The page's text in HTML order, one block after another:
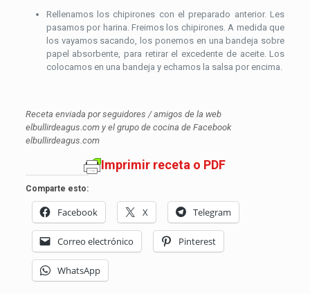
Rellenamos los chipirones con el preparado anterior. Les
pasamos por harina. Freimos los chipirones. A medida que
los vayamos sacando, los ponemos en una bandeja sobre
papel absorbente, para retirar el excedente de aceite. Los
colocamos en una bandeja y echamos la salsa por encima.
Receta enviada por seguidores / amigos de la web
elbullirdeagus.com y el grupo de cocina de Facebook
elbullirdeagus.com
Imprimir receta o PDF
Comparte esto:
Facebook X Telegram
Correo electrónico Pinterest
WhatsApp